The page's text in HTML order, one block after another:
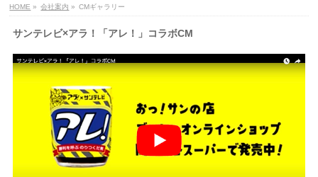
HOME » 会社案内 » CMギャラリー
サンテレビ×アラ！「アレ！」コラボCM